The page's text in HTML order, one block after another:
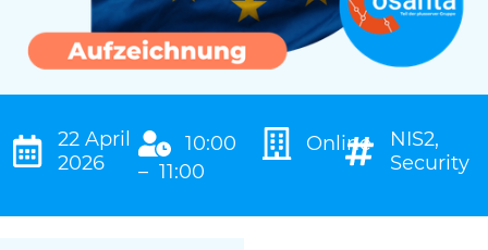
22 April
2026
10:00
– 11:00
Online NIS2,
Security